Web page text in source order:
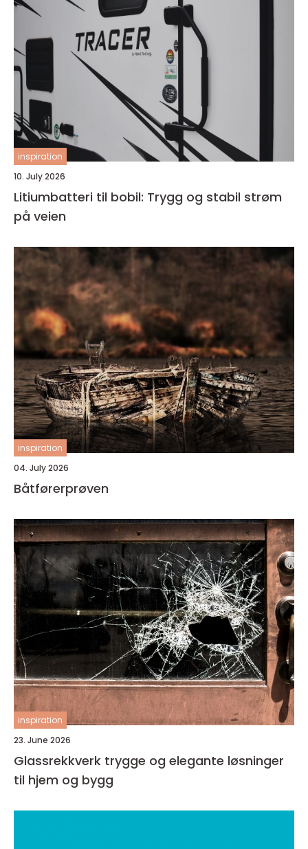
inspiration
10. July 2026
Litiumbatteri til bobil: Trygg og stabil strøm
på veien
inspiration
04. July 2026
Båtførerprøven
inspiration
23. June 2026
Glassrekkverk trygge og elegante løsninger
til hjem og bygg